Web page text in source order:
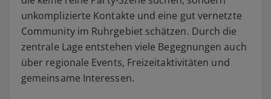
unkomplizierte Kontakte und eine gut vernetzte
Community im Ruhrgebiet schätzen. Durch die
zentrale Lage entstehen viele Begegnungen auch
über regionale Events, Freizeitaktivitäten und
gemeinsame Interessen.